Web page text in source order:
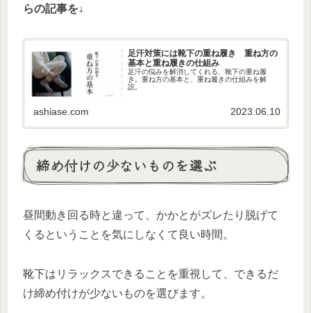
らの記事を↓
足汗対策には靴下の重ね履き 重ね方の
基本と重ね履きの仕組み
足汗の悩みを解消してくれる、靴下の重ね履
き。重ね方の基本と、重ね履きの仕組みを解
説。
ashiase.com 2023.06.10
締め付けの少ないものを選ぶ
昼間動き回る時と違って、かかとがズレたり脱げて
くるということを気にしなくて良い時間。
靴下はリラックスできることを重視して、できるだ
け締め付けが少ないものを選びます。